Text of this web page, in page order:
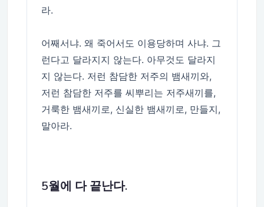
라.
어째서냐. 왜 죽어서도 이용당하며 사냐. 그
런다고 달라지지 않는다. 아무것도 달라지
지 않는다. 저런 참담한 저주의 뱀새끼와,
저런 참담한 저주를 씨뿌리는 저주새끼를,
거룩한 뱀새끼로, 신실한 뱀새끼로, 만들지,
말아라.
5월에 다 끝난다.